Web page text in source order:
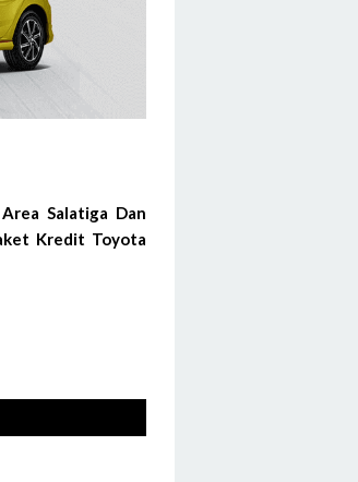
Salatiga Dan
Kredit Toyota